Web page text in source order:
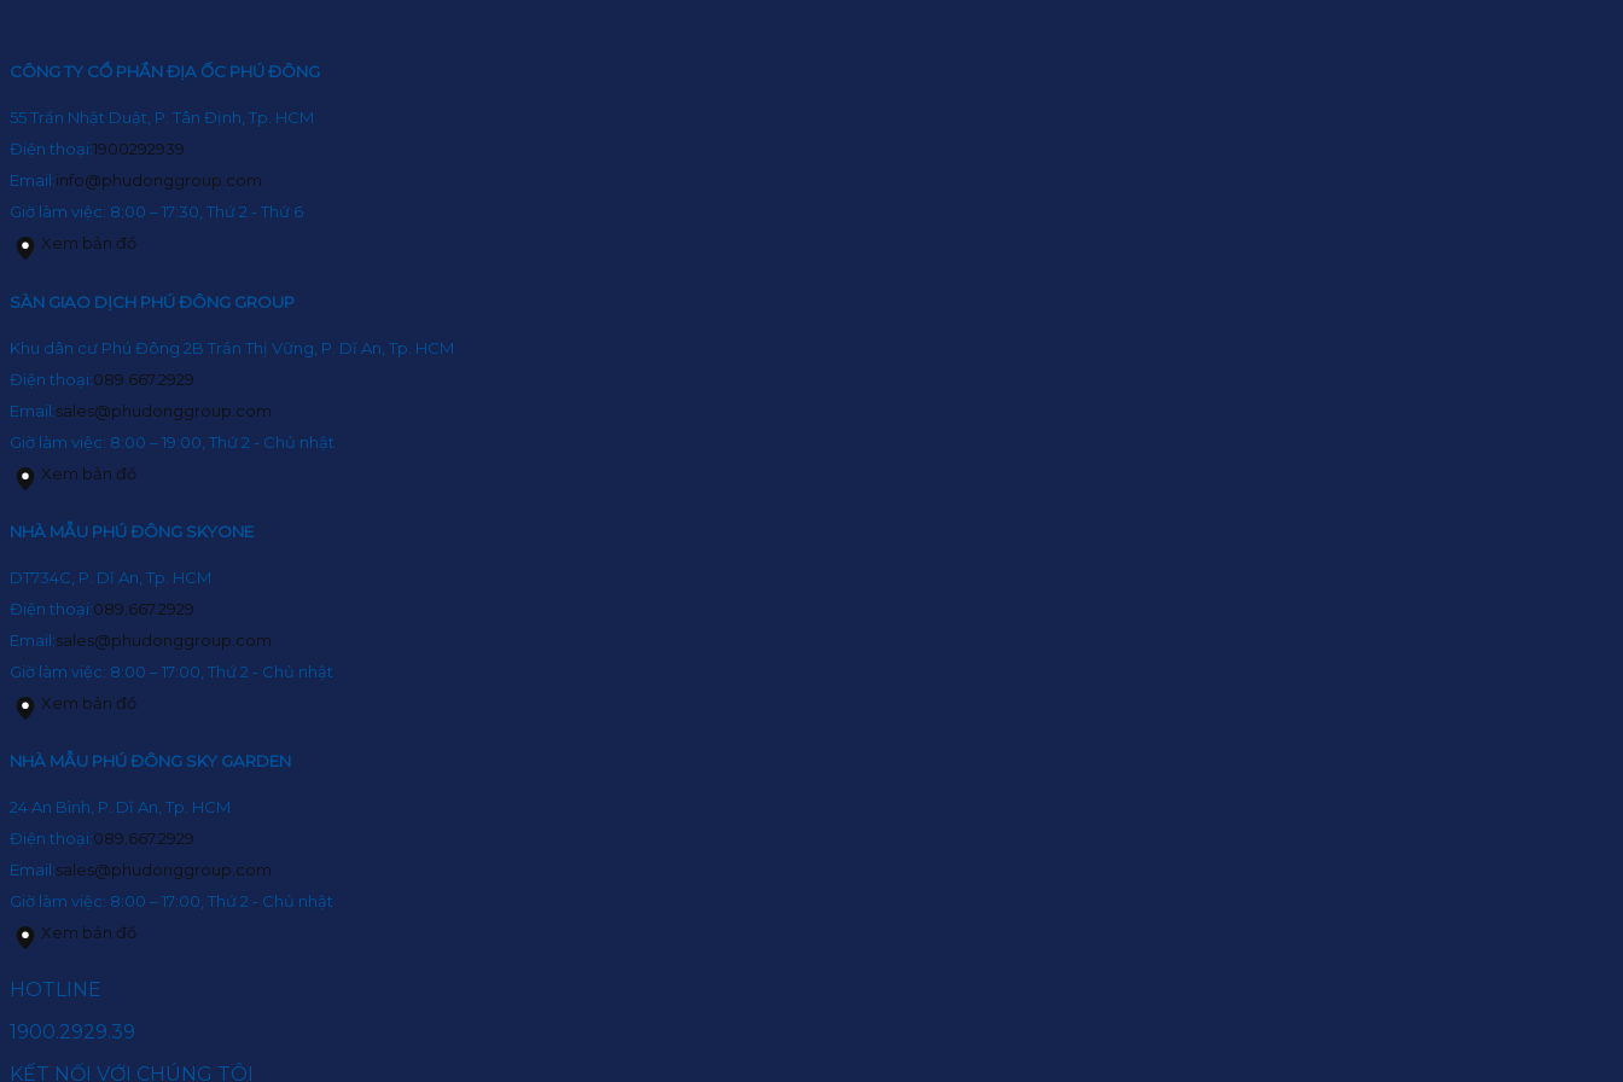
CÔNG TY CỔ PHẦN ĐỊA ỐC PHÚ ĐÔNG
55 Trần Nhật Duật, P. Tân Định, Tp. HCM
Điện thoại:1900292939
Email:info@phudonggroup.com
Giờ làm việc: 8:00 – 17:30, Thứ 2 - Thứ 6
Xem bản đồ
SÀN GIAO DỊCH PHÚ ĐÔNG GROUP
Khu dân cư Phú Đông 2B Trần Thị Vững, P. Dĩ An, Tp. HCM
Điện thoại:089.667.2929
Email:sales@phudonggroup.com
Giờ làm việc: 8:00 – 19:00, Thứ 2 - Chủ nhật
Xem bản đồ
NHÀ MẪU PHÚ ĐÔNG SKYONE
DT734C, P. Dĩ An, Tp. HCM
Điện thoại:089.667.2929
Email:sales@phudonggroup.com
Giờ làm việc: 8:00 – 17:00, Thứ 2 - Chủ nhật
Xem bản đồ
NHÀ MẪU PHÚ ĐÔNG SKY GARDEN
24 An Bình, P. Dĩ An, Tp. HCM
Điện thoại:089.667.2929
Email:sales@phudonggroup.com
Giờ làm việc: 8:00 – 17:00, Thứ 2 - Chủ nhật
Xem bản đồ
HOTLINE
1900.2929.39
KẾT NỐI VỚI CHÚNG TÔI